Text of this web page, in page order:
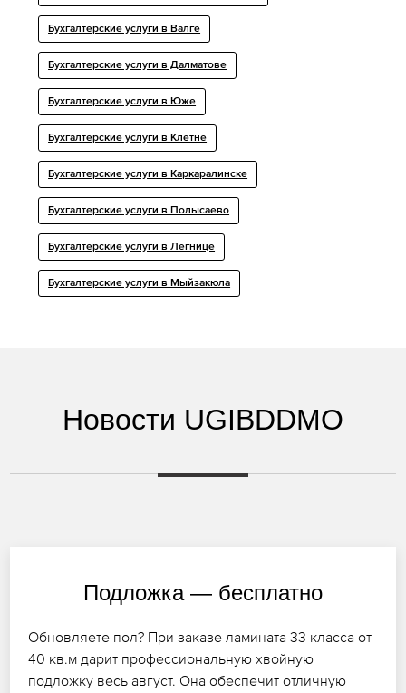
Бухгалтерские услуги в Валге
Бухгалтерские услуги в Далматове
Бухгалтерские услуги в Юже
Бухгалтерские услуги в Клетне
Бухгалтерские услуги в Каркаралинске
Бухгалтерские услуги в Полысаево
Бухгалтерские услуги в Легнице
Бухгалтерские услуги в Мыйзакюла
Новости UGIBDDMO
Подложка — бесплатно
Обновляете пол? При заказе ламината 33 класса от
40 кв.м дарит профессиональную хвойную
подложку весь август. Она обеспечит отличную